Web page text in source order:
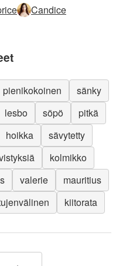
Candice
pienikokoinen
sänky
lesbo söpö
pitkä
hoikka
sävytetty
kolmikko
valerie
mauritius
kiitorata